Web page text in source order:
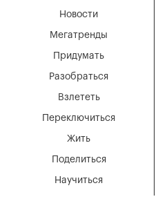
Мегатренды
Придумать
Разобраться
Взлететь
Новости
Переключиться
Жить
Поделиться
Научиться